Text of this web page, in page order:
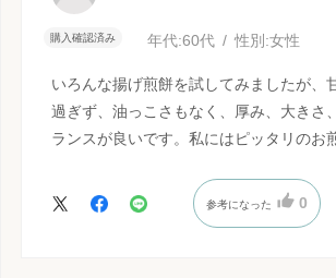
購入確認済み 年代:60代 性別:女性
いろんな揚げ煎餅を試してみましたが、
過ぎず、油っこさもなく、厚み、大きさ
ランスが良いです。私にはピッタリのお
参考になった 0